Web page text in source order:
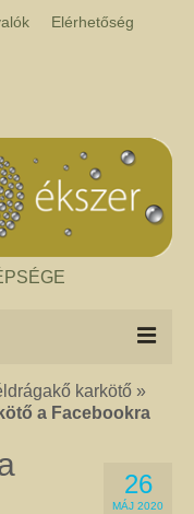
Elérhetőség
gyógyító kövek, amelyek
általában a kő színe
Így lehetséges az, hogy pl.
vörös jáspist egyaránt
karkötő »
a Facebookra
26
MÁJ 2020